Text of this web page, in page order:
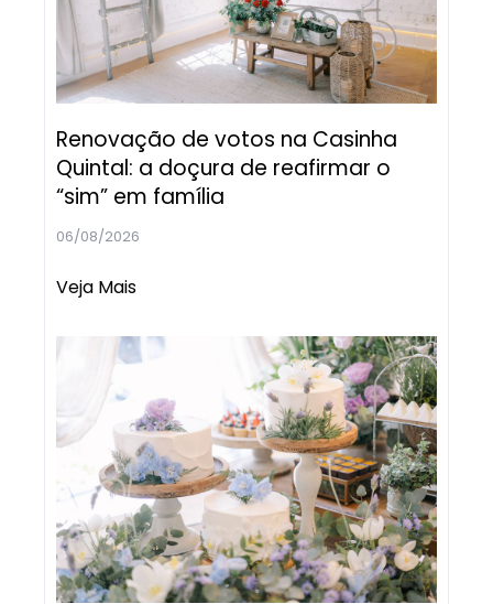
Renovação de votos na Casinha
Quintal: a doçura de reafirmar o
“sim” em família
06/08/2026
Veja Mais